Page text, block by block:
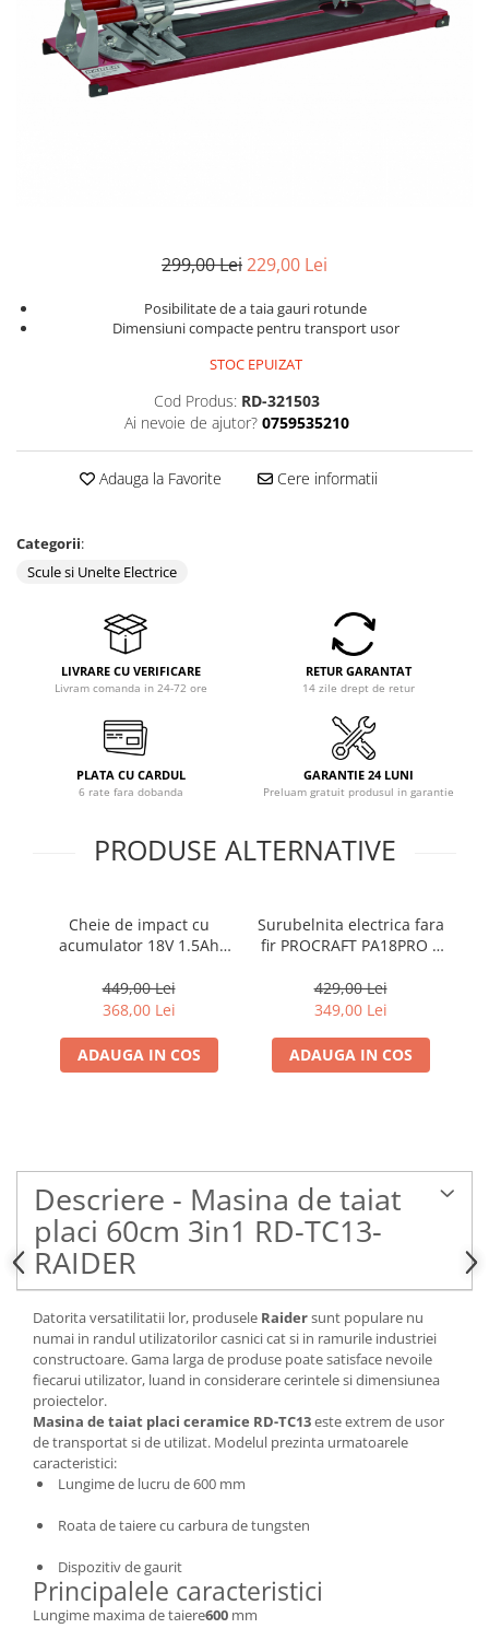
299,00 Lei229,00 Lei
Posibilitate de a taia gauri rotunde
Dimensiuni compacte pentru transport usor
STOC EPUIZAT
Cod Produs: RD-321503
Ai nevoie de ajutor? 0759535210
Adauga la Favorite Cere informatii
Categorii:
Scule si Unelte Electrice
LIVRARE CU VERIFICARE
Livram comanda in 24-72 ore
RETUR GARANTAT
14 zile drept de retur
PLATA CU CARDUL
6 rate fara dobanda
GARANTIE 24 LUNI
Preluam gratuit produsul in garantie
PRODUSE ALTERNATIVE
Cheie de impact cu
acumulator 18V 1.5Ah
RAIDER
449,00 Lei
368,00 Lei
ADAUGA IN COS
Surubelnita electrica fara
fir PROCRAFT PA18PRO 2
429,00 Lei
349,00 Lei
ADAUGA IN COS
Descriere - Masina de taiat
placi 60cm 3in1 RD-TC13-
RAIDER
Datorita versatilitatii lor, produsele Raidersunt populare nu
numai in randul utilizatorilor casnici cat si in ramurile industriei
constructoare. Gama larga de produse poate satisface nevoile
fiecarui utilizator, luand in considerare cerintele si dimensiunea
proiectelor.
Masina de taiat placi ceramice RD-TC13este extrem de usor
de transportat si de utilizat. Modelul prezinta urmatoarele
caracteristici:
Lungime de lucru de 600 mm
Roata de taiere cu carbura de tungsten
Dispozitiv de gaurit
Principalele caracteristici
Lungime maxima de taiere600 mm